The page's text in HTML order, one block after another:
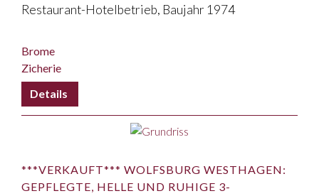
Restaurant-Hotelbetrieb, Baujahr 1974
Brome
Zicherie
***VERKAUFT*** WOLFSBURG WESTHAGEN:
GEPFLEGTE, HELLE UND RUHIGE 3-